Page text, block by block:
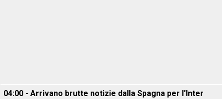
04:00 - Arrivano brutte notizie dalla Spagna per l'Inter